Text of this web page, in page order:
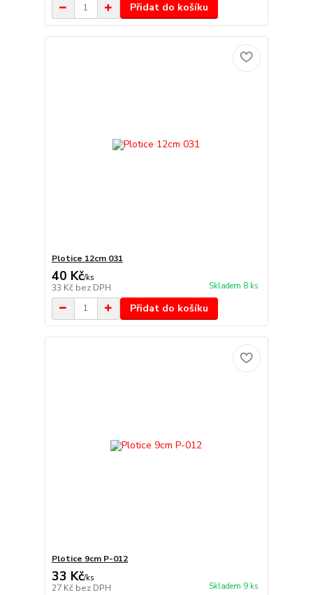
Přidat do košíku
Plotice 12cm 031
40 Kč/ks
33 Kč bez DPH Skladem 8 ks
Přidat do košíku
Plotice 9cm P-012
33 Kč/ks
27 Kč bez DPH Skladem 9 ks